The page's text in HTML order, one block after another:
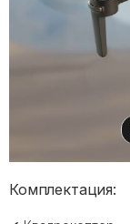
Комплектация: